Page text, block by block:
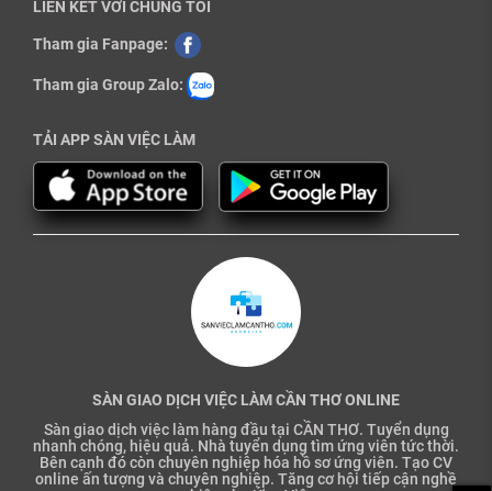
LIÊN KẾT VỚI CHÚNG TÔI
Tham gia Fanpage:
Tham gia Group Zalo:
TẢI APP SÀN VIỆC LÀM
SÀN GIAO DỊCH VIỆC LÀM CẦN THƠ ONLINE
Sàn giao dịch việc làm hàng đầu tại CẦN THƠ. Tuyển dụng
nhanh chóng, hiệu quả. Nhà tuyển dụng tìm ứng viên tức thời.
Bên cạnh đó còn chuyên nghiệp hóa hồ sơ ứng viên. Tạo CV
online ấn tượng và chuyên nghiệp. Tăng cơ hội tiếp cận nghề